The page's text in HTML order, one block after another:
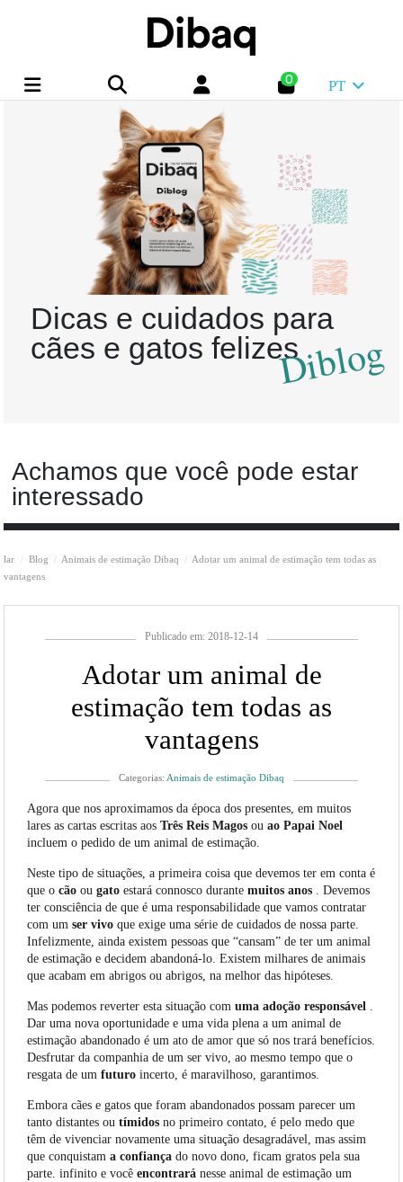
0 PT
Dicas e cuidados para
cães e gatos felizesDiblog
Achamos que você pode estar
interessado
lar Blog Animais de estimação Dibaq
Adotar um animal de estimação tem todas as
vantagens
Publicado em: 2018-12-14
Adotar um animal de
estimação tem todas as
vantagens
Categorias: Animais de estimação Dibaq
Agora que nos aproximamos da época dos presentes, em muitos
lares as cartas escritas aosTrês Reis Magos ouao Papai Noel
incluem o pedido de um animal de estimação.
Neste tipo de situações, a primeira coisa que devemos ter em conta é
que ocão ougato estará connosco durantemuitos anos . Devemos
ter consciência de que é uma responsabilidade que vamos contratar
com umser vivo que exige uma série de cuidados de nossa parte.
Infelizmente, ainda existem pessoas que “cansam” de ter um animal
de estimação e decidem abandoná-lo. Existem milhares de animais
que acabam em abrigos ou abrigos, na melhor das hipóteses.
Mas podemos reverter esta situação comuma adoção responsável .
Dar uma nova oportunidade e uma vida plena a um animal de
estimação abandonado é um ato de amor que só nos trará benefícios.
Desfrutar da companhia de um ser vivo, ao mesmo tempo que o
resgata de umfuturo incerto, é maravilhoso, garantimos.
Embora cães e gatos que foram abandonados possam parecer um
tanto distantes outímidos no primeiro contato, é pelo medo que
têm de vivenciar novamente uma situação desagradável, mas assim
que conquistama confiança do novo dono, ficam gratos pela sua
parte. infinito e vocêencontrará nesse animal de estimação um